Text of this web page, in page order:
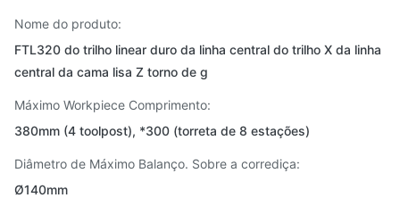
Nome do produto:
FTL320 do trilho linear duro da linha central do trilho X da linha
central da cama lisa Z torno de g
Máximo Workpiece Comprimento:
380mm (4 toolpost), *300 (torreta de 8 estações)
Diâmetro de Máximo Balanço. Sobre a corrediça:
Ø140mm